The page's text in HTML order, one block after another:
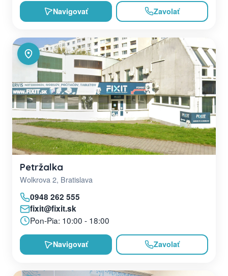
Navigovať Zavolať
Petržalka
Wolkrova 2, Bratislava
0948 262 555
fixit@fixit.sk
Pon-Pia: 10:00 - 18:00
Navigovať Zavolať